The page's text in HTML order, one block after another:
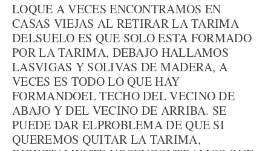
LOQUE A VECES ENCONTRAMOS EN
CASAS VIEJAS AL RETIRAR LA TARIMA
DELSUELO ES QUE SOLO ESTA FORMADO
POR LA TARIMA, DEBAJO HALLAMOS
LASVIGAS Y SOLIVAS DE MADERA, A
VECES ES TODO LO QUE HAY
FORMANDOEL TECHO DEL VECINO DE
ABAJO Y DEL VECINO DE ARRIBA. SE
PUEDE DAR ELPROBLEMA DE QUE SI
QUEREMOS QUITAR LA TARIMA,